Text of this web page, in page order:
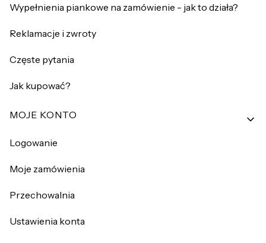
Wypełnienia piankowe na zamówienie - jak to działa?
Reklamacje i zwroty
Częste pytania
Jak kupować?
MOJE KONTO
Logowanie
Moje zamówienia
Przechowalnia
Ustawienia konta